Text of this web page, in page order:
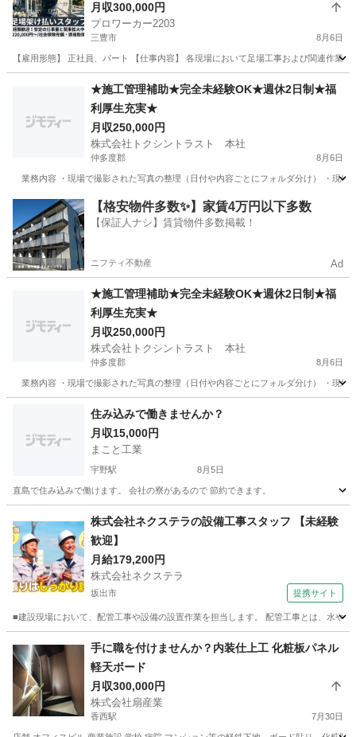
月収300,000円
プロワーカー2203
三豊市 8月6日
【雇用形態】 正社員、パート 【仕事内容】 各現場において足場工事および関連作業
その他
★施工管理補助★完全未経験OK★週休2日制★福
利厚生充実★
月収250,000円
株式会社トクシントラスト 本社
仲多度郡 8月6日
業務内容 ・現場で撮影された写真の整理（日付や内容ごとにフォルダ分け） ・現
仲多度郡 施工管理 未経験
【格安物件多数✨】家賃4万円以下多数
【保証人ナシ】賃貸物件多数掲載！
ニフティ不動産 Ad
★施工管理補助★完全未経験OK★週休2日制★福
利厚生充実★
月収250,000円
株式会社トクシントラスト 本社
仲多度郡 8月6日
業務内容 ・現場で撮影された写真の整理（日付や内容ごとにフォルダ分け） ・現
施工管理
住み込みで働きませんか？
月収15,000円
まこと工業
宇野駅 8月5日
直島で住み込みで働けます。 会社の寮があるので 節約できます。
宇野駅 その他 住み込み
株式会社ネクステラの設備工事スタッフ 【未経験
歓迎】
月給179,200円
株式会社ネクステラ
坂出市 提携サイト
■建設現場において、配管工事や設備の設置作業を担当します。 配管工事とは、水や
施工管理
手に職を付けませんか？内装仕上工 化粧板パネル
軽天ボード
月収300,000円
株式会社扇産業
香西駅 7月30日